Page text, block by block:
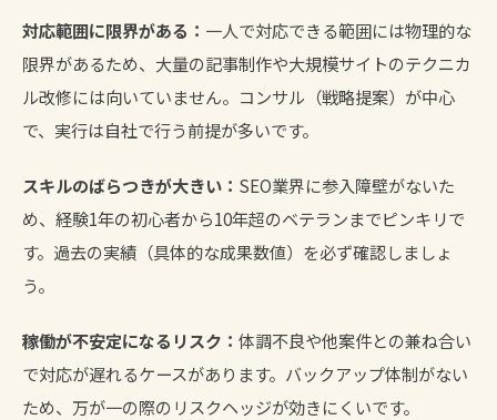
対応範囲に限界がある： 一人で対応できる範囲には物理的な
限界があるため、大量の記事制作や大規模サイトのテクニカ
ル改修には向いていません。コンサル（戦略提案）が中心
で、実行は自社で行う前提が多いです。
スキルのばらつきが大きい： SEO業界に参入障壁がないた
め、経験1年の初心者から10年超のベテランまでピンキリで
す。過去の実績（具体的な成果数値）を必ず確認しましょ
う。
稼働が不安定になるリスク： 体調不良や他案件との兼ね合い
で対応が遅れるケースがあります。バックアップ体制がない
ため、万が一の際のリスクヘッジが効きにくいです。